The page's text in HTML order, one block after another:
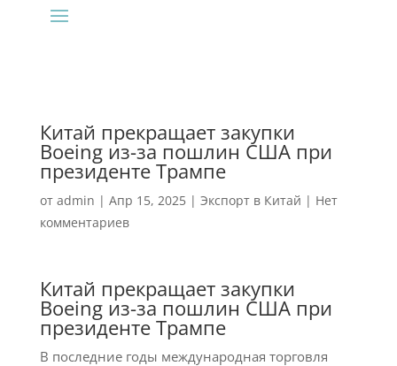
Китай прекращает закупки
Boeing из-за пошлин США при
президенте Трампе
от admin | Апр 15, 2025| Экспорт в Китай | Нет
комментариев
Китай прекращает закупки
Boeing из-за пошлин США при
президенте Трампе
В последние годы международная торговля